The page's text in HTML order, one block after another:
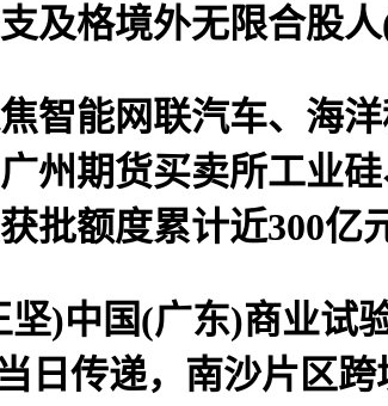
及格境外无限合股
能网联汽车、海洋
州期货买卖所工业
批额度累计近300亿
中国(广东)商业试
日传递，南沙片区